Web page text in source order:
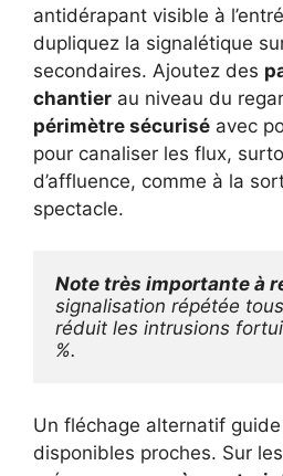
antidérapant visible à
dupliquez la signalétique
secondaires. Ajoutez des
chantier au niveau du
périmètre sécurisé avec
pour canaliser les flux,
d’affluence, comme à la
spectacle.
Note très importante à
signalisation répétée
réduit les intrusions
%.
Un fléchage alternatif
disponibles proches. Sur